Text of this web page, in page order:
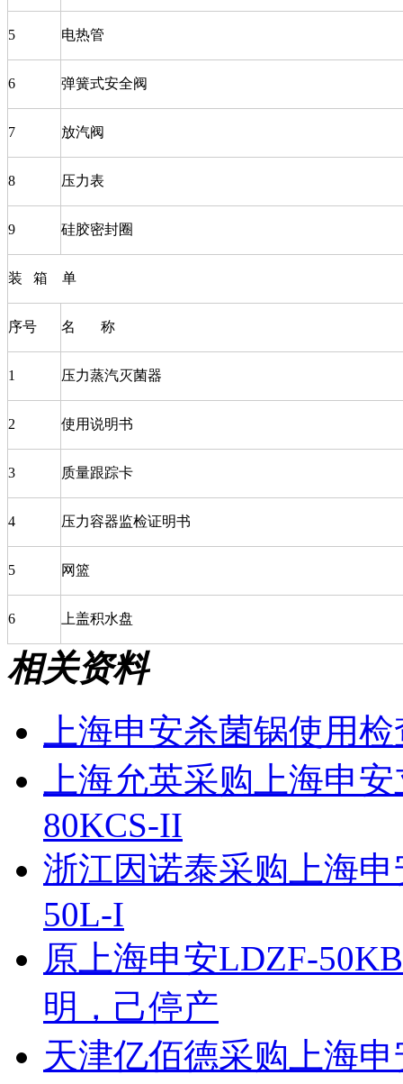
5 电热管
6 弹簧式安全阀
7 放汽阀
8 压力表
9 硅胶密封圈
装 箱 单
序号 名 称
1 压力蒸汽灭菌器
2 使用说明书
3 质量跟踪卡
4 压力容器监检证明书
5 网篮
6 上盖积水盘
相关资料
上海申安杀菌锅使用
上海允英采购上海申
80KCS-II
浙江因诺泰采购上海
50L-I
原上海申安LDZF-
明，己停产
天津亿佰德采购上海